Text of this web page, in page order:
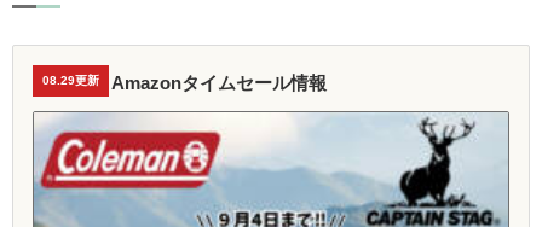
08.29更新 Amazonタイムセール情報